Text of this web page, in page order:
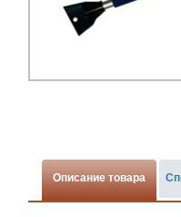
Описание товара